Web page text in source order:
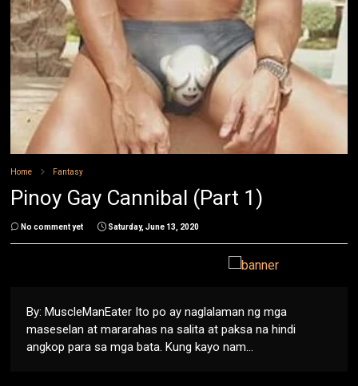
Home Fantasy
Pinoy Gay Cannibal (Part 1)
No comment yet Saturday, June 13, 2020
By: MuscleManEater Ito po ay naglalaman ng mga
maseselan at mararahas na salita at paksa na hindi
angkop para sa mga bata. Kung kayo nam...